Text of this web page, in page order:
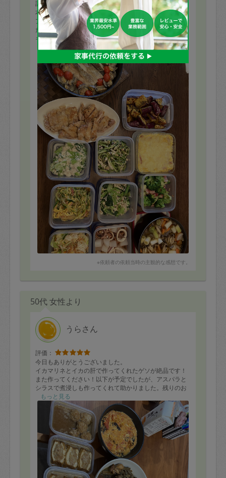
評価：
本日もありがとうございました。
アクアパッツァは、残りのスープでリゾットにしていた
だきました。
キャベツのおひたし(桜海老入り)もおいしかったです。
また次回もよろしくお願いいたします。
もっと見る
※依頼者の依頼当時の主観的な感想です。
50代 女性より
うらさん
評価：
今日もありがとうございました。
イカマリネとイカの肝で作ってくれたゲソが絶品です！
また作ってください！以下が予定でしたが、アスパラと
シラスで煮浸しも作ってくれて助かりました。残りのお
料理をいただくのが楽しみです。また来週お願いしま
本日のレシピ
イカマリネ
ブロッコリーとエビのタルタルサラダ
こんにゃくの甘辛煮
ナスとツナのナムル
八幡巻
卵とトマトの中華炒め
もっと見る